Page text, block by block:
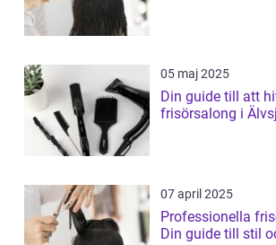
05 maj 2025
Din guide till att
frisörsalong i
07 april 2025
Professionella
Din guide till stil